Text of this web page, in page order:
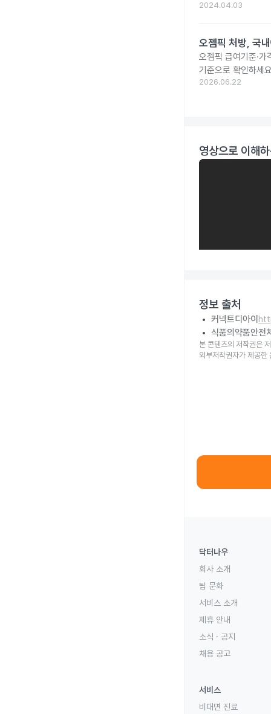
2024.04.03
오젬픽 처방, 국
오젬픽 급여기준·
기준으로 확인하세
2026.06.22
영상으로 이해
정보 출처
커넥트디아이
식품의약품안전
본 콘텐츠의 저작권은
외부저작권자가 제공한
닥터나우
회사 소개
팀 문화
서비스 소개
제휴 안내
소식 · 공지
채용 공고
서비스
비대면 진료